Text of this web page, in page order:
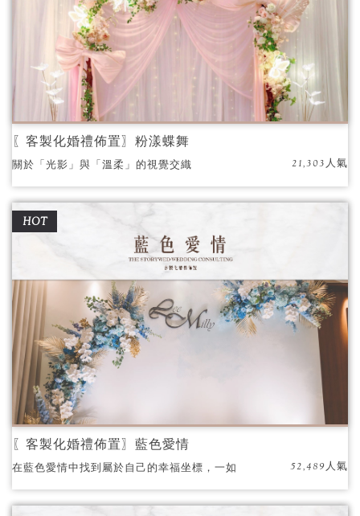
〖客製化婚禮佈置〗粉漾蝶舞
關於「光影」與「溫柔」的視覺交織 21,303人氣
HOT
〖客製化婚禮佈置〗藍色愛情
在藍色愛情中找到屬於自己的幸福坐標，一如
空中的星辰
52,489人氣